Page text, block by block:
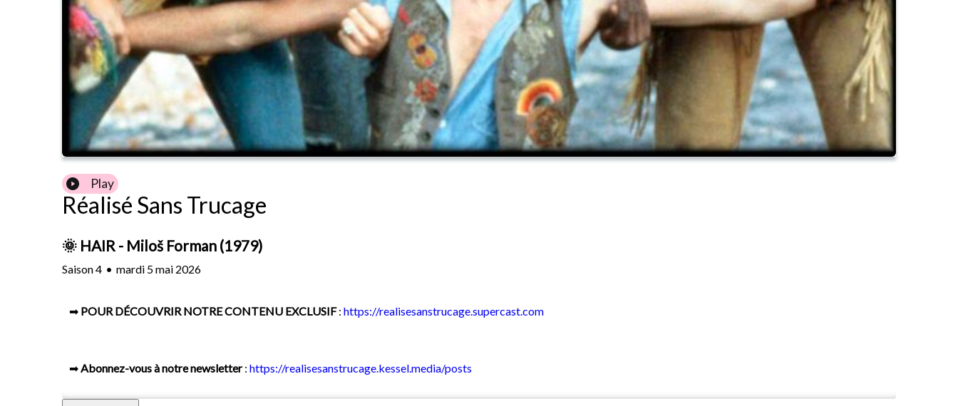
Play
Réalisé Sans Trucage
🌞 HAIR - Miloš Forman (1979)
Saison4 • mardi 5 mai 2026
➡ POUR DÉCOUVRIR NOTRE CONTENU EXCLUSIF: https://realisesanstrucage.supercast.com
➡ Abonnez-vous à notre newsletter: https://realisesanstrucage.kessel.media/posts